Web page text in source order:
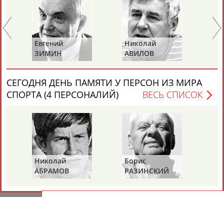
Рамазан
АБДУЛАЕВ
Тагир
АБДУЛАЕВ
Камиль
АБДУЛАЗИЗОВ
Загалав
АБДУЛБЕКОВ
Камалудин
Абдула
Магомед
Назир
24 персон из 13181
ЕЩЁ ПЕРСОНЫ
Евгений
ЗИМИН
Николай
АВИЛОВ
СЕГОДНЯ ДЕНЬ ПАМЯТИ У ПЕРСОН ИЗ МИРА
СПОРТА (4 ПЕРСОНАЛИЙ)
ВЕСЬ СПИСОК
Николай
АБРАМОВ
Борис
РАЗИНСКИЙ